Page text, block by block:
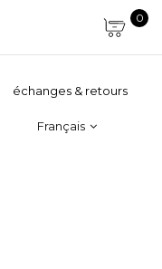
0
échanges & retours
Français